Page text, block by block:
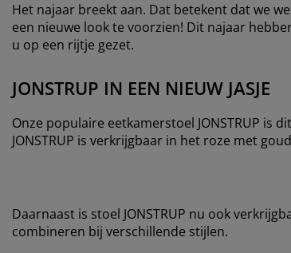
Het najaar breekt aan. Dat betekent dat we
een nieuwe look te voorzien! Dit najaar
u op een rijtje gezet.
JONSTRUP IN EEN NIEUW JASJE
Onze populaire eetkamerstoel JONSTRUP is
JONSTRUP is verkrijgbaar in het roze met
Daarnaast is stoel JONSTRUP nu ook
combineren bij verschillende stijlen.